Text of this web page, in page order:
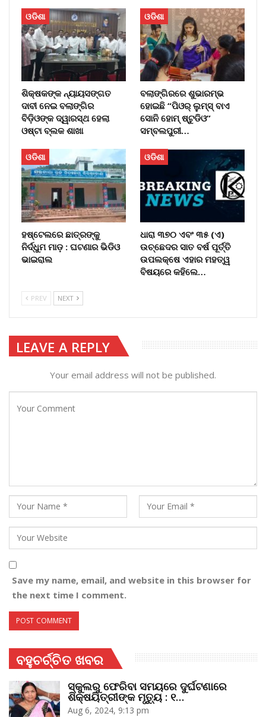
ଓଡିଶା
ଶିକ୍ଷକଙ୍କ ନ୍ୟାୟସଙ୍ଗତ
ଦାବୀ ନେଇ ବଲାଙ୍ଗିର
ବିଡ଼ିଓଙ୍କ ଦ୍ୱାରସ୍ଥ ହେଲା
ଓଷ୍ଟା ବ୍ଲକ ଶାଖା
ଓଡିଶା
ବଲାଙ୍ଗିରରେ ଶୁଭାରମ୍ଭ
ହୋଇଛି “ପିଓର୍ ଲୁମ୍ସ୍ ବାଏ
ସୋନି ହୋମ୍ ଷ୍ଟୁଡିଓ”
ସମ୍ବଲପୁରୀ…
ଓଡିଶା
ହଷ୍ଟେଲରେ ଛାତ୍ରଙ୍କୁ
ନିର୍ଦ୍ଧୁମ ମାଡ଼ : ଘଟଣାର ଭିଡିଓ
ଭାଇରାଲ
ଓଡିଶା
ଧାରା ୩୭୦ ଏବଂ ୩୫ (ଏ)
ଉଚ୍ଛେଦର ସାତ ବର୍ଷ ପୂର୍ତ୍ତି
ଉପଲକ୍ଷେ ଏହାର ମହତ୍ୱ
ବିଷୟରେ କହିଲେ…
PREV NEXT
LEAVE A REPLY
Your email address will not be published.
Save my name, email, and website in this browser for
the next time I comment.
ବହୁଚର୍ଚ୍ଚିତ ଖବର
ସ୍କୁଲରୁ ଫେରିବା ସମୟରେ ଦୁର୍ଘଟଣାରେ
ଶିକ୍ଷୟିତ୍ରୀଙ୍କ ମୃତ୍ୟୁ : ୧…
Aug 6, 2024, 9:13 pm